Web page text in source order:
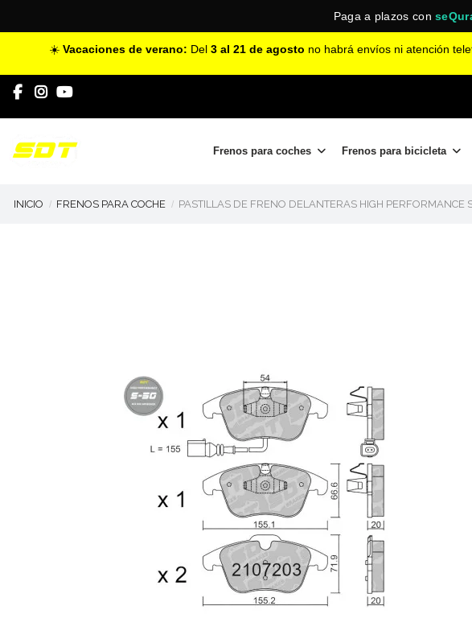
Paga a plazos con
☀️ Vacaciones de verano: Del 3 al 21 de agosto no habrá envíos ni atención
Frenos para coches Frenos para bicicleta
INICIO FRENOS PARA COCHE PASTILLAS DE FRENO DELANTERAS HIGH